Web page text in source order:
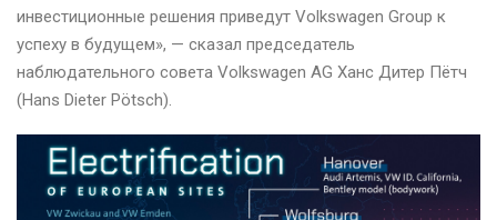
инвестиционные решения приведут Volkswagen Group к
успеху в будущем», — сказал председатель
наблюдательного совета Volkswagen AG Ханс Дитер Пётч
(Hans Dieter Pötsch).